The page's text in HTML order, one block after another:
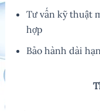
Tư vấn kỹ thuật
hợp
Bảo hành dài